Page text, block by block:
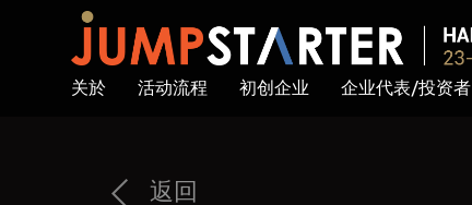
关於 活动流程 初创企业 企业代表/投资者
返回